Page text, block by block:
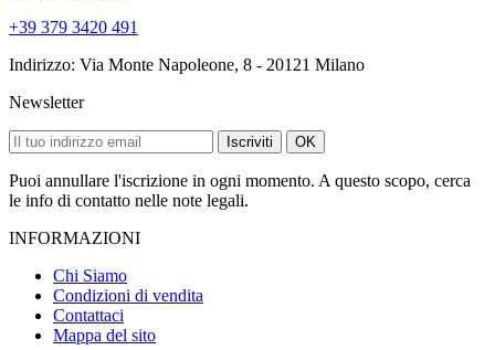
+39 379 3420 491
Indirizzo: Via Monte Napoleone, 8 - 20121 Milano
Newsletter
Iscriviti OK
Puoi annullare l'iscrizione in ogni momento. A questo scopo, cerca
le info di contatto nelle note legali.
INFORMAZIONI
Chi Siamo
Condizioni di vendita
Contattaci
Mappa del sito